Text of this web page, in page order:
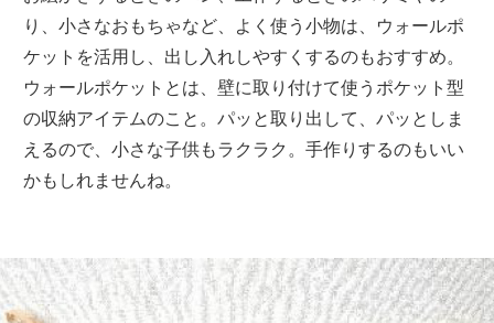
り、小さなおもちゃなど、よく使う小物は、ウォールポ
ケットを活用し、出し入れしやすくするのもおすすめ。
ウォールポケットとは、壁に取り付けて使うポケット型
の収納アイテムのこと。パッと取り出して、パッとしま
えるので、小さな子供もラクラク。手作りするのもいい
かもしれませんね。